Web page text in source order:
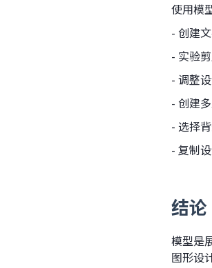
使用模
- 创建文
- 实验剪
- 调整设
- 创建多
- 选择背
- 复制设
结论
模型是
图形设